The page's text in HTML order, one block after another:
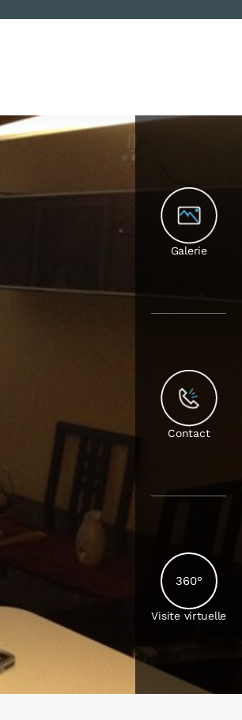
Galerie
Contact
360°
Visite virtuelle